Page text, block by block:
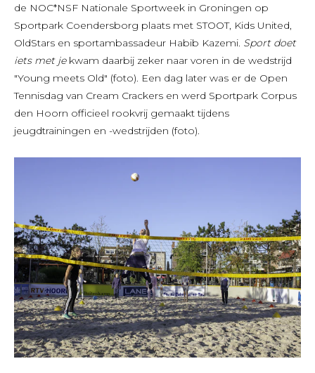
de NOC*NSF Nationale Sportweek in Groningen op
Sportpark Coendersborg plaats met STOOT, Kids United,
OldStars en sportambassadeur Habib Kazemi. Sport doet
iets met jekwam daarbij zeker naar voren in de wedstrijd
"Young meets Old" (foto). Een dag later was er de Open
Tennisdag van Cream Crackers en werd Sportpark Corpus
den Hoorn officieel rookvrij gemaakt tijdens
jeugdtrainingen en -wedstrijden (foto).